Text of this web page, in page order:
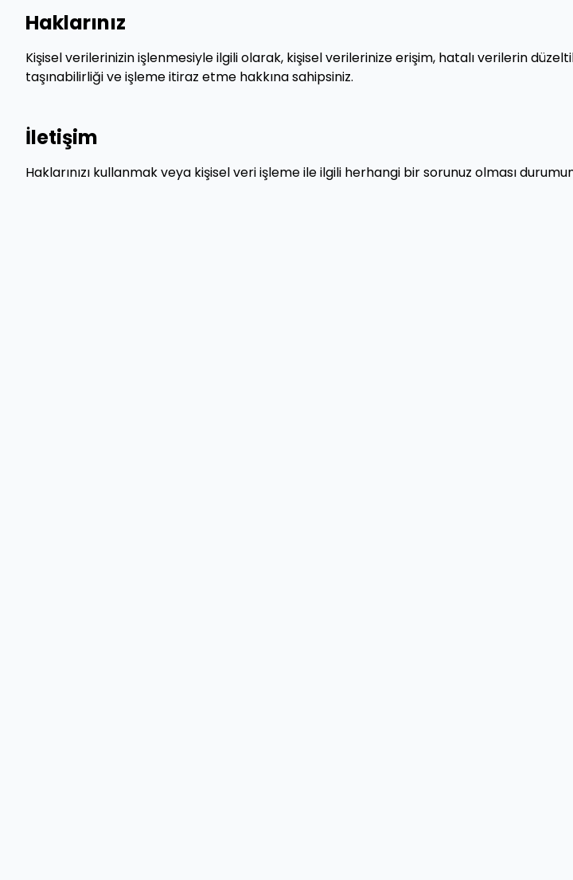
Haklarınız
Kişisel verilerinizin işlenmesiyle ilgili olarak, kişisel verilerinize erişim, hatalı verilerin
taşınabilirliği ve işleme itiraz etme hakkına sahipsiniz.
İletişim
Haklarınızı kullanmak veya kişisel veri işleme ile ilgili herhangi bir sorunuz olması